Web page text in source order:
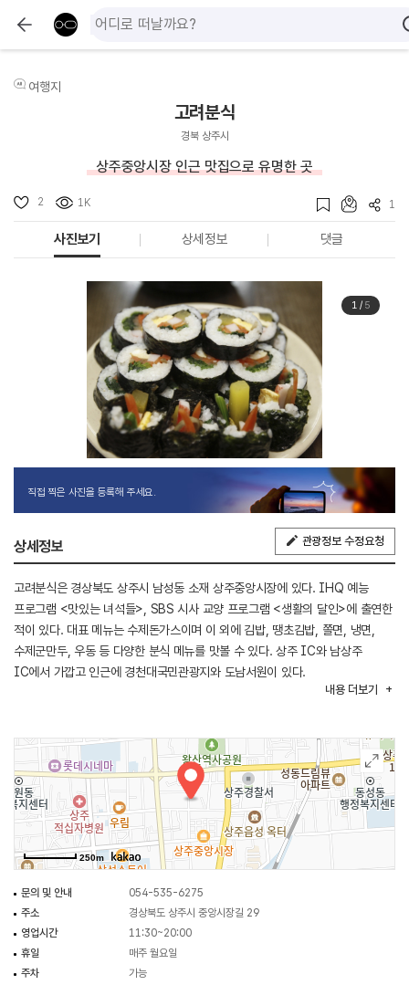
여행지
고려분식
경북 상주시
상주중앙시장 인근 맛집으로 유명한 곳
2 1K 1
사진보기 상세정보 댓글
1/ 5
직접 찍은 사진을 등록해 주세요.
상세정보 관광정보 수정요청
고려분식은 경상북도 상주시 남성동 소재 상주중앙시장에 있다. IHQ 예능
프로그램 <맛있는 녀석들>, SBS 시사 교양 프로그램 <생활의 달인>에 출연한
적이 있다. 대표 메뉴는 수제돈가스이며 이 외에 김밥, 땡초김밥, 쫄면, 냉면,
수제군만두, 우동 등 다양한 분식 메뉴를 맛볼 수 있다. 상주 IC와 남상주
IC에서 가깝고 인근에 경천대국민관광지와 도남서원이 있다.
내용 더보기
250m
문의 및 안내
054-535-6275
주소
경상북도 상주시 중앙시장길 29
영업시간
11:30~20:00
휴일
매주 월요일
주차
가능